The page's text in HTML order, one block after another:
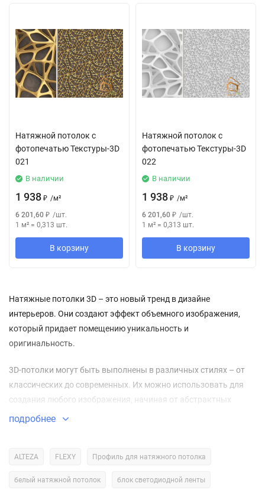
Натяжной потолок с
фотопечатью Текстуры-3D
021
В наличии
1 938 ₽ /м²
6 201,60 ₽ /шт.
1 м² = 0,313 шт.
В корзину
Натяжной потолок с
фотопечатью Текстуры-3D
022
В наличии
1 938 ₽ /м²
6 201,60 ₽ /шт.
1 м² = 0,313 шт.
В корзину
Натяжные потолки 3D – это новый тренд в дизайне
интерьеров. Они создают эффект объемного изображения,
который придает помещению уникальность и
оригинальность.
3D-потолки могут быть выполнены в различных стилях – от
классических до современных. Их можно использовать для
создания любого изображения, начиная от абстрактных
узоров и заканчивая реалистичными картинами.
быть использованы для создания эффекта “бесконечного
специальных технологий печати и освещения.
подробнее
ALTEZA FLEXY Профиль для натяжного потолка
белый натяжной потолок блок светодиодной ленты